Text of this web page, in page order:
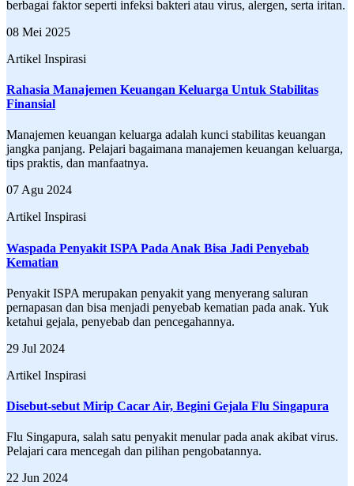
berbagai faktor seperti infeksi bakteri atau virus, alergen, serta iritan.
08 Mei 2025
Artikel Inspirasi
Rahasia Manajemen Keuangan Keluarga Untuk Stabilitas
Finansial
Manajemen keuangan keluarga adalah kunci stabilitas keuangan
jangka panjang. Pelajari bagaimana manajemen keuangan keluarga,
tips praktis, dan manfaatnya.
07 Agu 2024
Artikel Inspirasi
Waspada Penyakit ISPA Pada Anak Bisa Jadi Penyebab
Kematian
Penyakit ISPA merupakan penyakit yang menyerang saluran
pernapasan dan bisa menjadi penyebab kematian pada anak. Yuk
ketahui gejala, penyebab dan pencegahannya.
29 Jul 2024
Artikel Inspirasi
Disebut-sebut Mirip Cacar Air, Begini Gejala Flu Singapura
Flu Singapura, salah satu penyakit menular pada anak akibat virus.
Pelajari cara mencegah dan pilihan pengobatannya.
22 Jun 2024